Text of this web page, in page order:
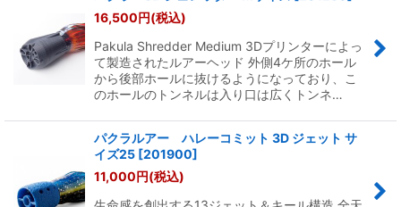
16,500円(税込)
Pakula Shredder Medium 3Dプリンターによっ
て製造されたルアーヘッド 外側4ケ所のホール
から後部ホールに抜けるようになっており、こ
のホールのトンネルは入り口は広くトンネ…
パクラルアー ハレーコミット 3D ジェット サ
イズ25 [201900]
11,000円(税込)